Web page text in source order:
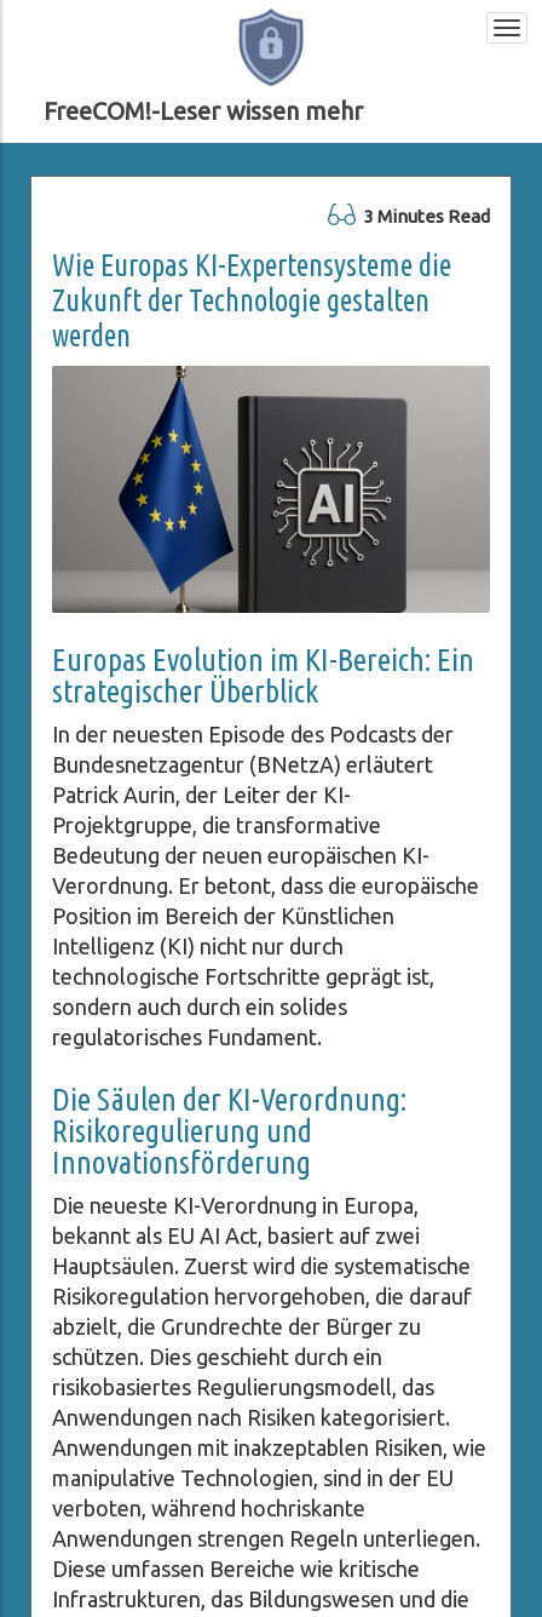
FreeCOM!-Leser wissen mehr
3 Minutes Read
Wie Europas KI-Expertensysteme die
Zukunft der Technologie gestalten
werden
Europas Evolution im KI-Bereich: Ein
strategischer Überblick
In der neuesten Episode des Podcasts der
Bundesnetzagentur (BNetzA) erläutert
Patrick Aurin, der Leiter der KI-
Projektgruppe, die transformative
Bedeutung der neuen europäischen KI-
Verordnung. Er betont, dass die europäische
Position im Bereich der Künstlichen
Intelligenz (KI) nicht nur durch
technologische Fortschritte geprägt ist,
sondern auch durch ein solides
regulatorisches Fundament.
Die Säulen der KI-Verordnung:
Risikoregulierung und
Innovationsförderung
Die neueste KI-Verordnung in Europa,
bekannt als EU AI Act, basiert auf zwei
Hauptsäulen. Zuerst wird die systematische
Risikoregulation hervorgehoben, die darauf
abzielt, die Grundrechte der Bürger zu
schützen. Dies geschieht durch ein
risikobasiertes Regulierungsmodell, das
Anwendungen nach Risiken kategorisiert.
Anwendungen mit inakzeptablen Risiken, wie
manipulative Technologien, sind in der EU
verboten, während hochriskante
Anwendungen strengen Regeln unterliegen.
Diese umfassen Bereiche wie kritische
Infrastrukturen, das Bildungswesen und die